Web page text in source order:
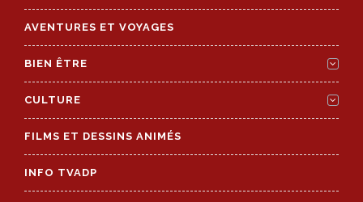
AVENTURES ET VOYAGES
BIEN ÊTRE
CULTURE
FILMS ET DESSINS ANIMÉS
INFO TVADP